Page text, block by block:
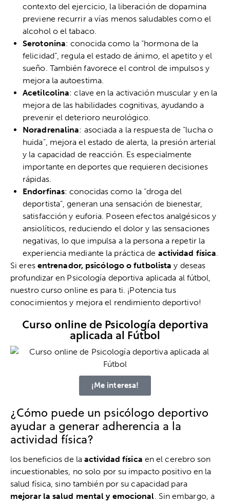
contexto del ejercicio, la liberación de dopamina
previene recurrir a vías menos saludables como el
alcohol o el tabaco.
Serotonina: conocida como la “hormona de la
felicidad”, regula el estado de ánimo, el apetito y el
sueño. También favorece el control de impulsos y
mejora la autoestima.
Acetilcolina: clave en la activación muscular y en la
mejora de las habilidades cognitivas, ayudando a
prevenir el deterioro neurológico.
Noradrenalina: asociada a la respuesta de “lucha o
huida”, mejora el estado de alerta, la presión arterial
y la capacidad de reacción. Es especialmente
importante en deportes que requieren decisiones
rápidas.
Endorfinas: conocidas como la “droga del
deportista”, generan una sensación de bienestar,
satisfacción y euforia. Poseen efectos analgésicos y
ansiolíticos, reduciendo el dolor y las sensaciones
negativas, lo que impulsa a la persona a repetir la
experiencia mediante la práctica de actividad física.
Si eres entrenador, psicólogo o futbolista y deseas
profundizar en Psicología deportiva aplicada al fútbol,
nuestro curso online es para ti. ¡Potencia tus
conocimientos y mejora el rendimiento deportivo!
Curso online de Psicología deportiva
aplicada al Fútbol
¡Me interesa!
¿Cómo puede un psicólogo deportivo
ayudar a generar adherencia a la
actividad física?
los beneficios de laactividad física en el cerebro son
incuestionables, no solo por su impacto positivo en la
salud física, sino también por su capacidad para
mejorar la salud mental y emocional. Sin embargo, a